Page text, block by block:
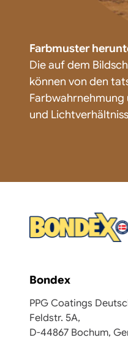
Farbmuster
Die auf dem
können von den
und
Bondex
PPG Coatings
Feldstr. 5A,
D-44867 Bochum,